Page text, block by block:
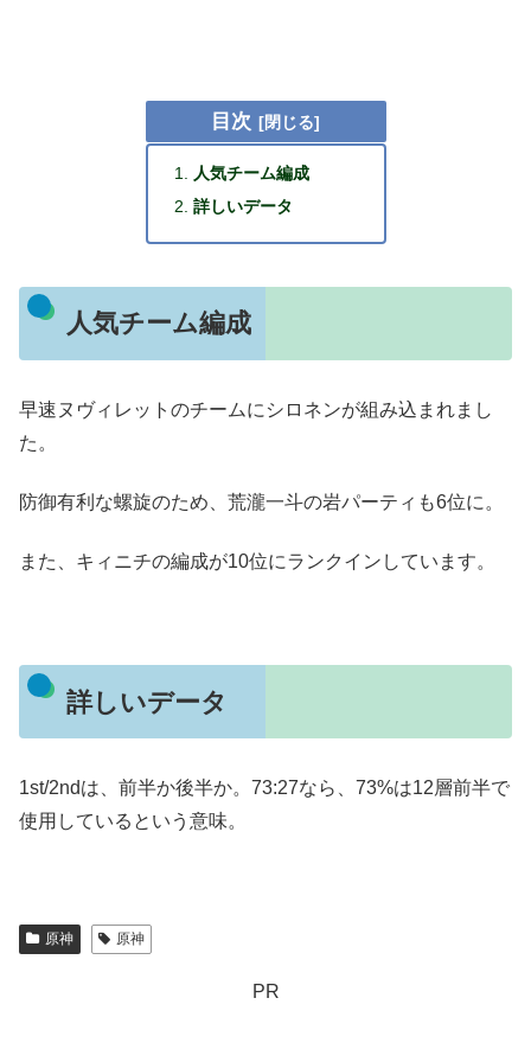
目次
人気チーム編成
詳しいデータ
人気チーム編成
早速ヌヴィレットのチームにシロネンが組み込まれまし
た。
防御有利な螺旋のため、荒瀧一斗の岩パーティも6位に。
また、キィニチの編成が10位にランクインしています。
詳しいデータ
1st/2ndは、前半か後半か。73:27なら、73%は12層前半で
使用しているという意味。
原神 原神
PR